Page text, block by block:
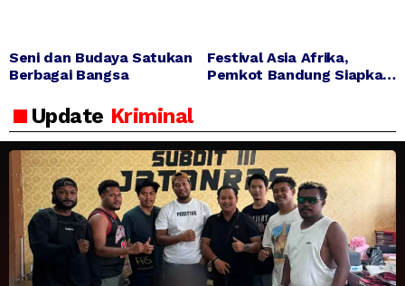
Seni dan Budaya Satukan
Berbagai Bangsa
Festival Asia Afrika,
Pemkot Bandung Siapkan
Update Kriminal